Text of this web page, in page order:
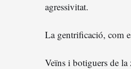
agressivitat.
La gentrificació, com
Veïns i botiguers de